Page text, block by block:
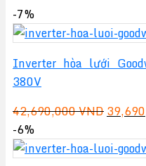
-7%
Inverter hòa lưới
380V
42,690,000VNDGiá
là:
-6%